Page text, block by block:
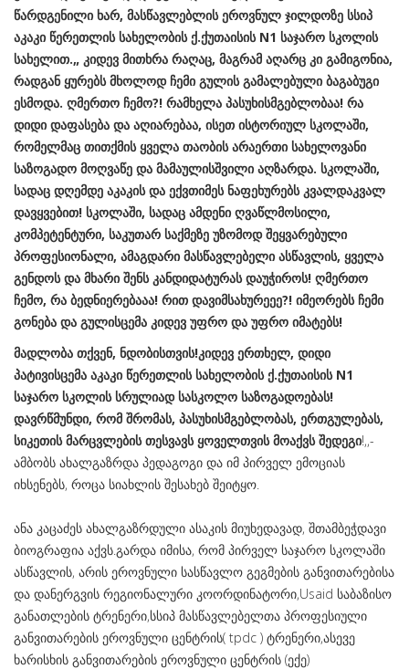
წარდგენილი ხარ, მასწავლებლის ეროვნულ ჯილდოზე სსიპ
აკაკი წერეთლის სახელობის ქ.ქუთაისის N1 საჯარო სკოლის
სახელით.„ კიდევ მითხრა რაღაც, მაგრამ აღარც კი გამიგონია,
რადგან ყურებს მხოლოდ ჩემი გულის გამალებული ბაგაბუგი
ესმოდა. ღმერთო ჩემო?! რამხელა პასუხისმგებლობაა! რა
დიდი დაფასება და აღიარებაა, ისეთ ისტორიულ სკოლაში,
რომელმაც თითქმის ყველა თაობის არაერთი სახელოვანი
საზოგადო მოღვაწე და მამაულისშვილი აღზარდა. სკოლაში,
სადაც დღემდე აკაკის და ექვთიმეს ნაფეხურებს კვალდაკვალ
დავყვებით! სკოლაში, სადაც ამდენი ღვაწლმოსილი,
კომპეტენტური, საკუთარ საქმეზე უზომოდ შეყვარებული
პროფესიონალი, ამაგდარი მასწავლებელი ასწავლის, ყველა
გენდოს და მხარი შენს კანდიდატურას დაუჭიროს! ღმერთო
ჩემო, რა ბედნიერებააა! რით დავიმსახურეეე?! იმეორებს ჩემი
გონება და გულისცემა კიდევ უფრო და უფრო იმატებს!
მადლობა თქვენ, ნდობისთვის!კიდევ ერთხელ, დიდი
პატივისცემა აკაკი წერეთლის სახელობის ქ.ქუთაისის N1
საჯარო სკოლის სრულიად სასკოლო საზოგადოებას!
დავრწმუნდი, რომ შრომას, პასუხისმგებლობას, ერთგულებას,
სიკეთის მარცვლების თესვავს ყოველთვის მოაქვს შედეგი!,,-
ამბობს ახალგაზრდა პედაგოგი და იმ პირველ ემოციას
იხსენებს, როცა სიახლის შესახებ შეიტყო.
ანა კაცაძეს ახალგაზრდული ასაკის მიუხედავად, შთამბეჭდავი
ბიოგრაფია აქვს.გარდა იმისა, რომ პირველ საჯარო სკოლაში
ასწავლის, არის ეროვნული სასწავლო გეგმების განვითარებისა
და დანერგვის რეგიონალური კოორდინატორი,Usaid საბაზისო
განათლების ტრენერი,სსიპ მასწავლებელთა პროფესიული
განვითარების ეროვნული ცენტრის( tpdc ) ტრენერი,ასევე
ხარისხის განვითარების ეროვნული ცენტრის (ექე)